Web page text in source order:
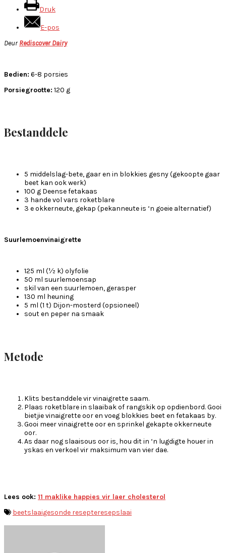
Druk
E-pos
DeurRediscover Dairy
Bedien: 6-8 porsies
Porsiegrootte: 120 g
Bestanddele
5 middelslag-bete, gaar en in blokkies gesny (gekoopte gaar
beet kan ook werk)
100 g Deense fetakaas
3 hande vol vars roketblare
3 e okkerneute, gekap (pekanneute is ‘n goeie alternatief)
Suurlemoenvinaigrette
125 ml (½ k) olyfolie
50 ml suurlemoensap
skil van een suurlemoen, gerasper
130 ml heuning
5 ml (1 t) Dijon-mosterd (opsioneel)
sout en peper na smaak
Metode
Klits bestanddele vir vinaigrette saam.
Plaas roketblare in slaaibak of rangskik op opdienbord. Gooi
bietjie vinaigrette oor en voeg blokkies beet en fetakaas by.
Gooi meer vinaigrette oor en sprinkel gekapte okkerneute
oor.
As daar nog slaaisous oor is, hou dit in ‘n lugdigte houer in
yskas en verkoel vir maksimum van vier dae.
Lees ook: 11 maklike happies vir laer cholesterol
beetslaaigesonde resepteresepslaai